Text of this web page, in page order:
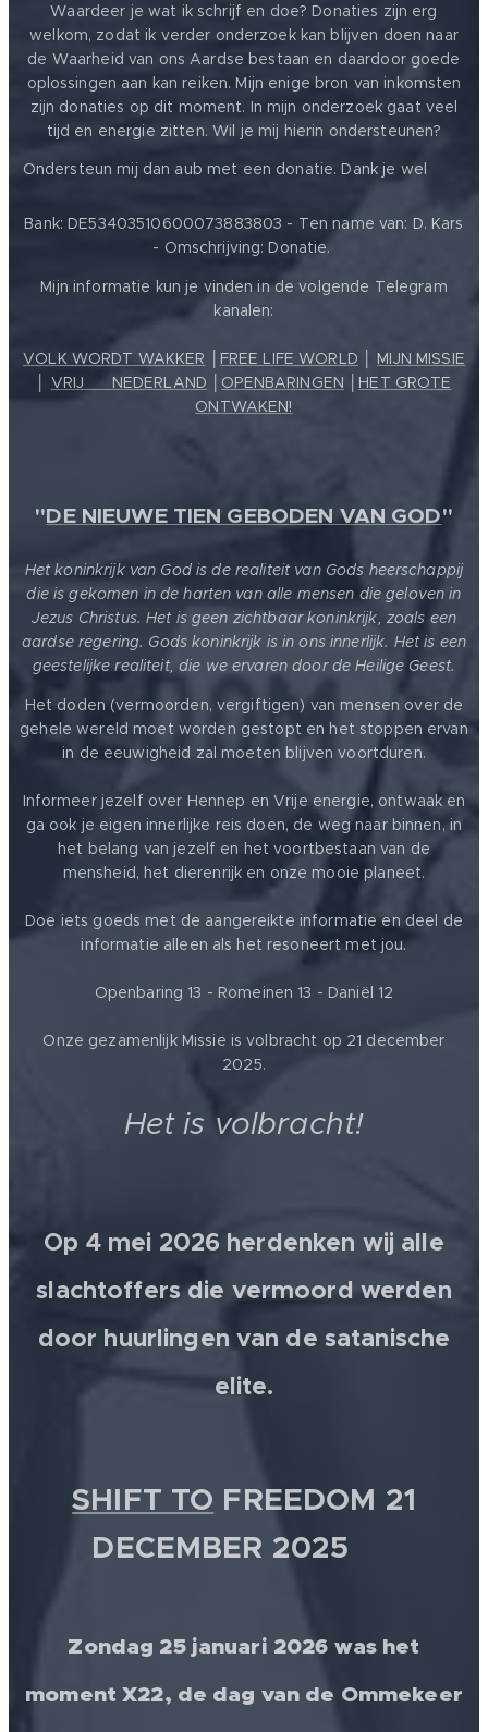
Waardeer je wat ik schrijf en doe? Donaties zijn erg
welkom, zodat ik verder onderzoek kan blijven doen naar
de Waarheid van ons Aardse bestaan en daardoor goede
oplossingen aan kan reiken. Mijn enige bron van inkomsten
zijn donaties op dit moment. In mijn onderzoek gaat veel
tijd en energie zitten. Wil je mij hierin ondersteunen?
Ondersteun mij dan aub met een donatie. Dank je wel
Bank: DE53403510600073883803 - Ten name van: D. Kars
- Omschrijving: Donatie.
Mijn informatie kun je vinden in de volgende Telegram
kanalen:
VOLK WORDT WAKKER FREE LIFE WORLD
MIJN MISSIE
VRIJ ❤️ NEDERLAND OPENBARINGEN
HET GROTE
ONTWAKEN!
"DE NIEUWE TIEN GEBODEN VAN GOD"
Het koninkrijk van God is de realiteit van Gods heerschappij
die is gekomen in de harten van alle mensen die geloven in
Jezus Christus. Het is geen zichtbaar koninkrijk, zoals een
aardse regering. Gods koninkrijk is in ons innerlijk. Het is een
geestelijke realiteit, die we ervaren door de Heilige Geest.
Het doden (vermoorden, vergiftigen) van mensen over de
gehele wereld moet worden gestopt en het stoppen ervan
in de eeuwigheid zal moeten blijven voortduren.
Informeer jezelf over Hennep en Vrije energie, ontwaak en
ga ook je eigen innerlijke reis doen, de weg naar binnen, in
het belang van jezelf en het voortbestaan van de
mensheid, het dierenrijk en onze mooie planeet.
Doe iets goeds met de aangereikte informatie en deel de
informatie alleen als het resoneert met jou.
Openbaring 13 - Romeinen 13 - Daniël 12
Onze gezamenlijk Missie is volbracht op 21 december
2025.
Het is volbracht!
Op 4 mei 2026 herdenken wij alle
slachtoffers die vermoord werden
door huurlingen van de satanische
elite.
SHIFT TO FREEDOM 21
DECEMBER 2025 💫
Zondag 25 januari 2026 was het
moment X22, de dag van de Ommekeer